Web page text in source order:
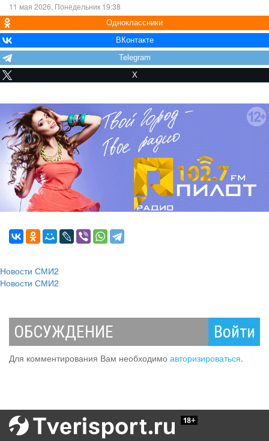
11 мая 2026, Понедельник 19:38
Одноклассники
ВКонтакте
Telegram
X
Новости СМИ2
Новости СМИ2
ОБСУЖДЕНИЕ Войти
Для комментирования Вам необходимо авторизироваться.